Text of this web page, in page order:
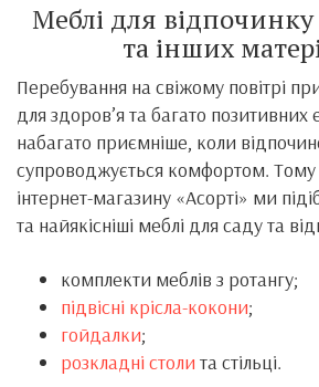
Меблі для
та інших
Перебування на свіжому повітрі
для здоров’я та багато позитивних
набагато приємніше, коли
супроводжується комфортом. Тому
інтернет-магазину «Асорті» ми
та найякісніші меблі для саду та
комплекти меблів з ротангу;
підвісні крісла-кокони;
гойдалки;
розкладні столи та стільці.